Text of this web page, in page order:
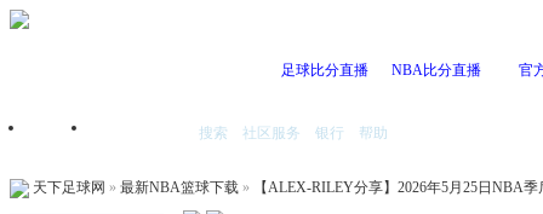
足球比分直播 NBA比分直播 官
首页 搜索 社区服务 银行 帮助
天下足球网 » 最新NBA篮球下载 » 【ALEX-RILEY分享】2026年5月25日NBA